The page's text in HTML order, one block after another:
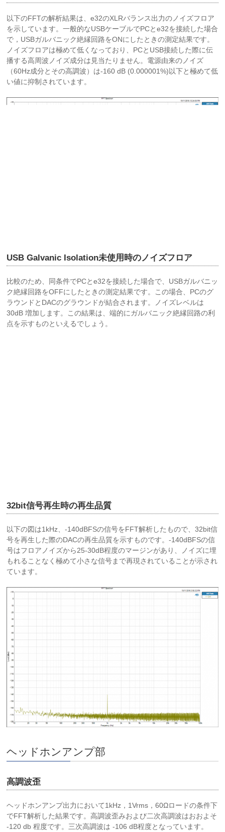
以下のFFTの解析結果は、e32のXLRバランス出力のノイズフロア
を示しています。一般的なUSBケーブルでPCとe32を接続した場合
で，USBガルバニック絶縁回路をONにしたときの測定結果です。
ノイズフロアは極めて低くなっており、PCとUSB接続した際に伝
播する高周波ノイズ成分は見当たりません。電源由来のノイズ
（60Hz成分とその高調波）は-160 dB (0.000001%)以下と極めて低
い値に抑制されています。
USB Galvanic Isolation未使用時のノイズフロア
比較のため、同条件でPCとe32を接続した場合で、USBガルバニッ
ク絶縁回路をOFFにしたときの測定結果です。この場合、PCのグ
ラウンドとDACのグラウンドが結合されます。ノイズレベルは
30dB 増加します。この結果は、端的にガルバニック絶縁回路の利
点を示すものといえるでしょう。
32bit信号再生時の再生品質
以下の図は1kHz、-140dBFSの信号をFFT解析したもので、32bit信
号を再生した際のDACの再生品質を示すものです。-140dBFSの信
号はフロアノイズから25-30dB程度のマージンがあり、ノイズに埋
もれることなく極めて小さな信号まで再現されていることが示され
ています。
ヘッドホンアンプ部
高調波歪
ヘッドホンアンプ出力において1kHz，1Vrms，60Ωロードの条件下
でFFT解析した結果です。高調波歪みおよび二次高調波はおおよそ
-120 db 程度です。三次高調波は -106 dB程度となっています。